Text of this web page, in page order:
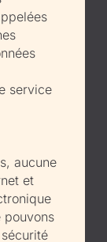
service
aucune
et
pouvons